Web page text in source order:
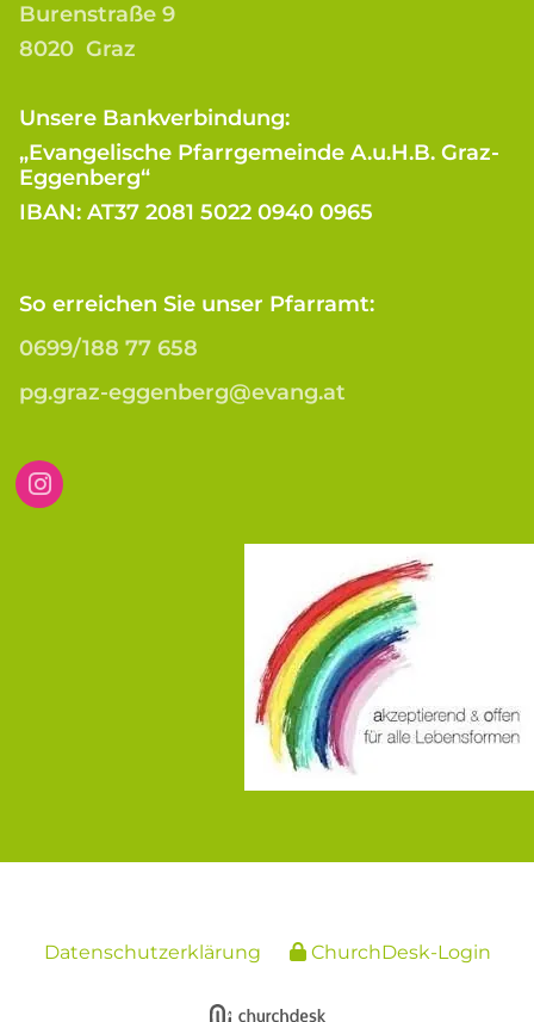
Burenstraße 9
8020 Graz
Unsere Bankverbindung:
„Evangelische Pfarrgemeinde A.u.H.B. Graz-
Eggenberg“
IBAN: AT37 2081 5022 0940 0965
So erreichen Sie unser Pfarramt:
0699/188 77 658
pg.graz-eggenberg@evang.at
Datenschutzerklärung ChurchDesk-Login